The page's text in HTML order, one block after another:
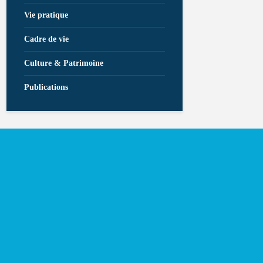
Vie pratique
Cadre de vie
Culture & Patrimoine
Publications